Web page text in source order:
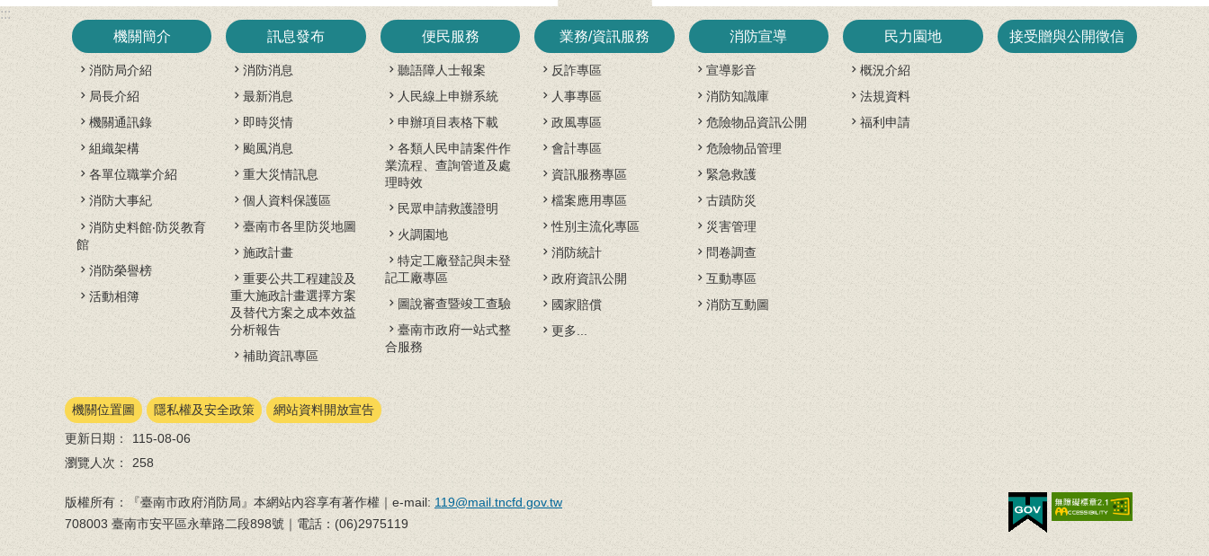
:::
機關簡介
消防局介紹
局長介紹
機關通訊錄
組織架構
各單位職掌介紹
消防大事紀
消防史料館‧防災教育
館
消防榮譽榜
活動相簿
訊息發布
消防消息
最新消息
即時災情
颱風消息
重大災情訊息
個人資料保護區
臺南市各里防災地圖
施政計畫
重要公共工程建設及
重大施政計畫選擇方案
及替代方案之成本效益
分析報告
補助資訊專區
便民服務
聽語障人士報案
人民線上申辦系統
申辦項目表格下載
各類人民申請案件作
業流程、查詢管道及處
理時效
民眾申請救護證明
火調園地
特定工廠登記與未登
記工廠專區
圖說審查暨竣工查驗
臺南市政府一站式整
合服務
業務/資訊服務
反詐專區
人事專區
政風專區
會計專區
資訊服務專區
檔案應用專區
性別主流化專區
消防統計
政府資訊公開
國家賠償
更多...
消防宣導
宣導影音
消防知識庫
危險物品資訊公開
危險物品管理
緊急救護
古蹟防災
災害管理
問卷調查
互動專區
消防互動圖
民力園地
概況介紹
法規資料
福利申請
接受贈與公開徵信
機關位置圖 隱私權及安全政策
網站資料開放宣告
更新日期： 115-08-06
瀏覽人次： 258
版權所有：『臺南市政府消防局』本網站內容享有著作權｜e-mail: 119@mail.tncfd.gov.tw
708003 臺南市安平區永華路二段898號｜電話：(06)2975119